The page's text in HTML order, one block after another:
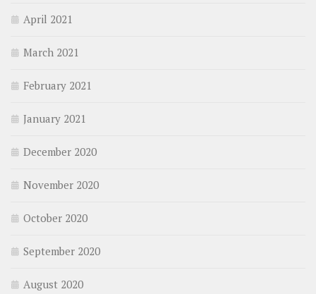
April 2021
March 2021
February 2021
January 2021
December 2020
November 2020
October 2020
September 2020
August 2020